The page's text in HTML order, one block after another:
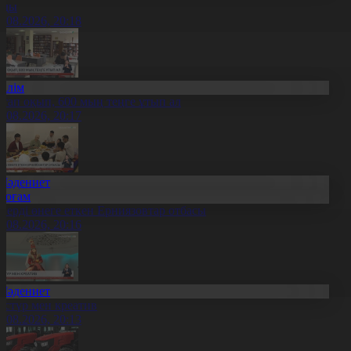
20:18
оқып, 600 мың теңге ұтып ал
20:17
өнеге еткен Ерниязовтар отбасы
20:16
мен креатив
20:13